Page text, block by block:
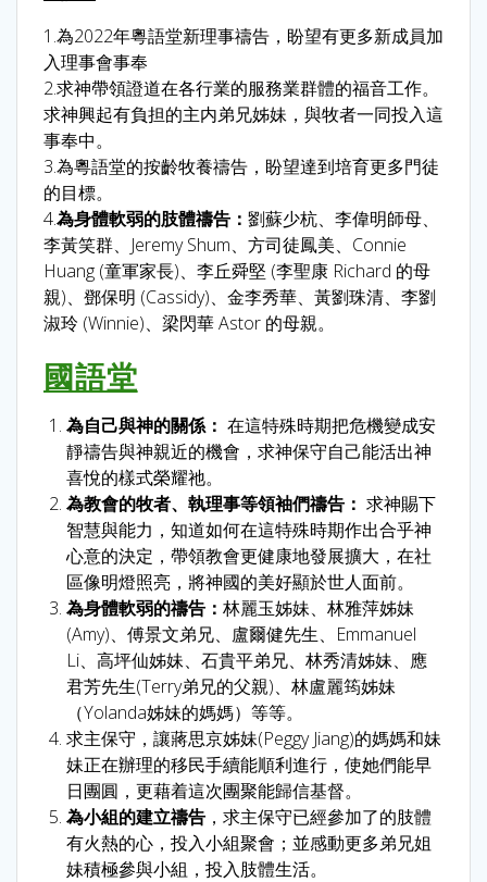
1.為2022年粵語堂新理事禱告，盼望有更多新成員加
入理事會事奉
2.求神帶領證道在各行業的服務業群體的福音工作。
求神興起有負担的主内弟兄姊妹，與牧者一同投入這
事奉中。
3.為粵語堂的按齡牧養禱告，盼望達到培育更多門徒
的目標。
4.為身體軟弱的肢體禱告： 劉蘇少杭、李偉明師母、
李黃笑群、Jeremy Shum、方司徒鳳美、Connie
Huang (童軍家長)、李丘舜堅 (李聖康 Richard 的母
親)、鄧保明 (Cassidy)、金李秀華、黃劉珠清、李劉
淑玲 (Winnie)、梁閃華 Astor 的母親。
國語堂
為自己與神的關係： 在這特殊時期把危機變成安
靜禱告與神親近的機會，求神保守自己能活出神
喜悅的樣式榮耀祂。
為教會的牧者、執理事等領袖們禱告： 求神賜下
智慧與能力，知道如何在這特殊時期作出合乎神
心意的決定，帶領教會更健康地發展擴大，在社
區像明燈照亮，將神國的美好顯於世人面前。
為身體軟弱的禱告： 林麗玉姊妹、林雅萍姊妹
(Amy)、傅景文弟兄、盧爾健先生、Emmanuel
Li、高坪仙姊妹、石貴平弟兄、林秀清姊妹、應
君芳先生(Terry弟兄的父親)、林盧麗筠姊妹
（Yolanda姊妹的媽媽）等等。
求主保守，讓蔣思京姊妹(Peggy Jiang)的媽媽和妹
妹正在辦理的移民手續能順利進行，使她們能早
日團圓，更藉着這次團聚能歸信基督。
為小組的建立禱告 ，求主保守已經參加了的肢體
有火熱的心，投入小組聚會；並感動更多弟兄姐
妹積極參與小組，投入肢體生活。